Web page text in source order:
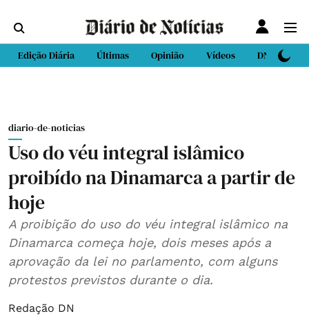
Edição Diária Últimas Opinião Vídeos DN Sport
diario-de-noticias
Uso do véu integral islâmico
proibído na Dinamarca a partir de
hoje
A proibição do uso do véu integral islâmico na
Dinamarca começa hoje, dois meses após a
aprovação da lei no parlamento, com alguns
protestos previstos durante o dia.
Redação DN